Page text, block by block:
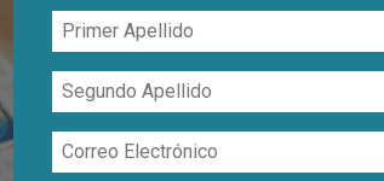
Primer
Apellido
Segundo
Apellido
Correo
Electrónico